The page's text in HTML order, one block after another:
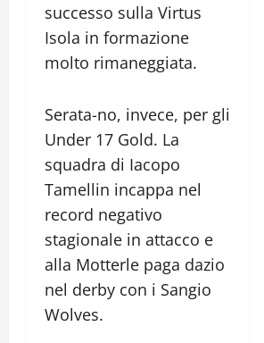
successo sulla Virtus
Isola in formazione
molto rimaneggiata.
Serata-no, invece, per gli
Under 17 Gold. La
squadra di Iacopo
Tamellin incappa nel
record negativo
stagionale in attacco e
alla Motterle paga dazio
nel derby con i Sangio
Wolves.